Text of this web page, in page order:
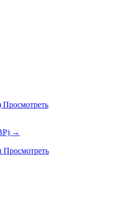
Просмотреть
→
Просмотреть